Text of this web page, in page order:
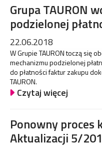
Grupa TAURON
podzielonej
22.06.2018
W Grupie TAURON toczą się
mechanizmu podzielonej
do płatności faktur zakupu
TAURON.
Czytaj więcej
Ponowny proces
Aktualizacji 5/